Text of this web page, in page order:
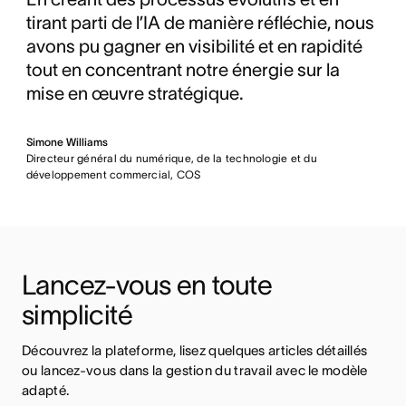
tirant parti de l’IA de manière réfléchie, nous
avons pu gagner en visibilité et en rapidité
tout en concentrant notre énergie sur la
mise en œuvre stratégique.
Simone Williams
Directeur général du numérique, de la technologie et du
développement commercial, COS
Lancez-vous en toute
simplicité
Découvrez la plateforme, lisez quelques articles détaillés
ou lancez-vous dans la gestion du travail avec le modèle
adapté.